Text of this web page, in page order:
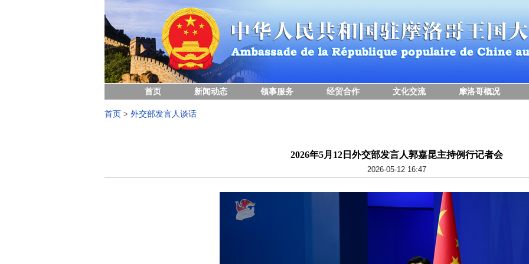
首页 新闻动态 领事服务 经贸合作 文化交流 摩洛哥概况
首页 > 外交部发言人谈话
2026年5月12日外交部发言人郭嘉昆主持例行记者会
2026-05-12 16:47